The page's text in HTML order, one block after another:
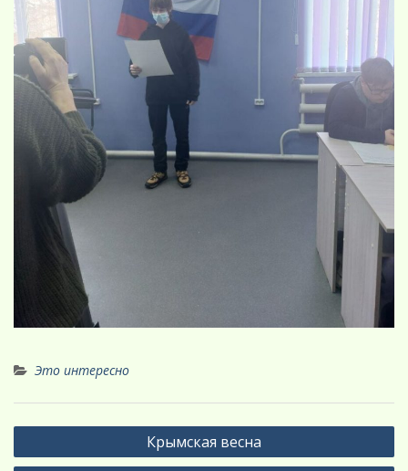
Это интересно
Навигация
по
Крымская весна